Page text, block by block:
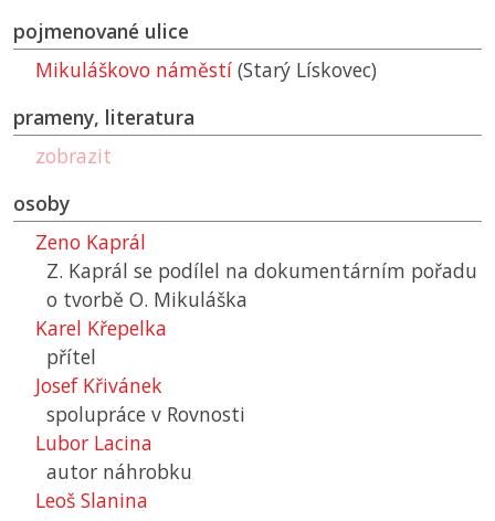
pojmenované ulice
Mikuláškovo náměstí (Starý Lískovec)
prameny, literatura
zobrazit
osoby
Zeno Kaprál
Z. Kaprál se podílel na dokumentárním pořadu
o tvorbě O. Mikuláška
Karel Křepelka
přítel
Josef Křivánek
spolupráce v Rovnosti
Lubor Lacina
autor náhrobku
Leoš Slanina